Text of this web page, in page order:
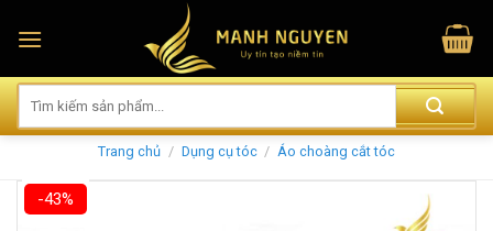
Trang chủ / Dụng cụ tóc / Áo choàng cắt tóc
-43%